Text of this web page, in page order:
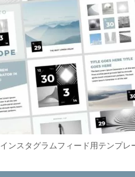
インスタグラムフィード用テンプ